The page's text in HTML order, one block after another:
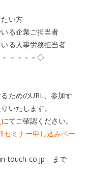
い方
る企業ご担当者
る人事労務担当者
－－－－－◇
ためのURL、参加す
いたします。
にてご確認ください。
セミナー申し込みペー
touch-co.jp まで